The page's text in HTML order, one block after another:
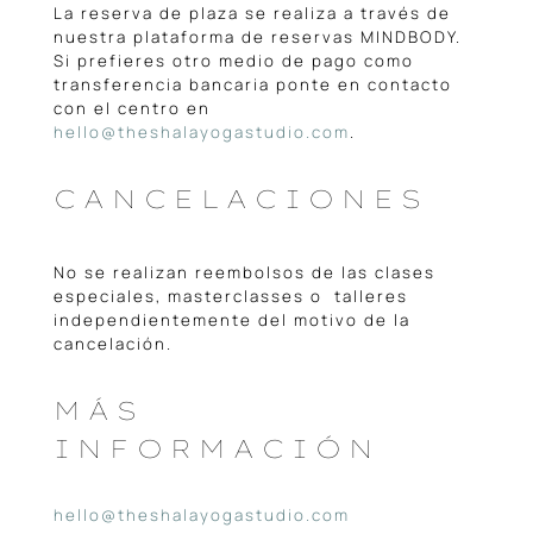
La reserva de plaza se realiza a través de
nuestra plataforma de reservas MINDBODY.
Si prefieres otro medio de pago como
transferencia bancaria ponte en contacto
con el centro en
hello@theshalayogastudio.com.
CANCELACIONES
No se realizan reembolsos de las clases
especiales, masterclasses o talleres
independientemente del motivo de la
cancelación.
MÁS
INFORMACIÓN
hello@theshalayogastudio.com